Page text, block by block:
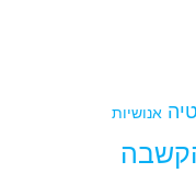
אנושיות